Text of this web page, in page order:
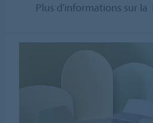
Plus d'informations sur la